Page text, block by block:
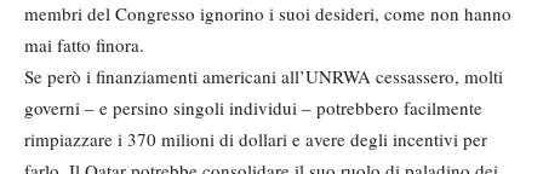
membri del Congresso ignorino i suoi desideri, come non hanno
mai fatto finora.
Se però i finanziamenti americani all’UNRWA cessassero, molti
governi – e persino singoli individui – potrebbero facilmente
rimpiazzare i 370 milioni di dollari e avere degli incentivi per